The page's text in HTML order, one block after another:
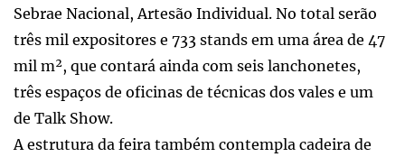
Sebrae Nacional, Artesão Individual. No total serão
três mil expositores e 733 stands em uma área de 47
mil m², que contará ainda com seis lanchonetes,
três espaços de oficinas de técnicas dos vales e um
de Talk Show.
A estrutura da feira também contempla cadeira de